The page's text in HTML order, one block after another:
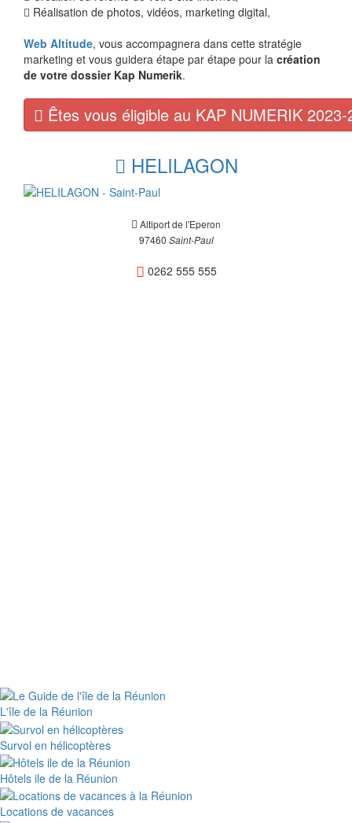
Réalisation de photos, vidéos, marketing digital,
Web Altitude, vous accompagnera dans cette stratégie
marketing et vous guidera étape par étape pour la création
de votre dossier Kap Numerik.
Êtes vous éligible au KAP NUMERIK
HELILAGON
Altiport de l'Eperon
97460 Saint-Paul
0262 555 555
L'île de la Réunion
Survol en hélicoptères
Hôtels ile de la Réunion
Locations de vacances